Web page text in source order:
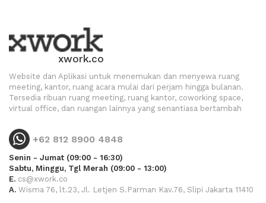
xwork.co
Website dan Aplikasi untuk menemukan dan menyewa ruang
meeting, kantor, ruang acara mulai dari perjam hingga bulanan.
Tersedia ribuan ruang meeting, ruang kantor, coworking space,
virtual office, dan ruangan lainnya yang senantiasa bertambah
+62 812 8900 4848
Senin - Jumat (09:00 - 16:30)
Sabtu, Minggu, Tgl Merah (09:00 - 13:00)
E. cs@xwork.co
A. Wisma 76, lt.23, Jl. Letjen S.Parman Kav.76, Slipi Jakarta 11410